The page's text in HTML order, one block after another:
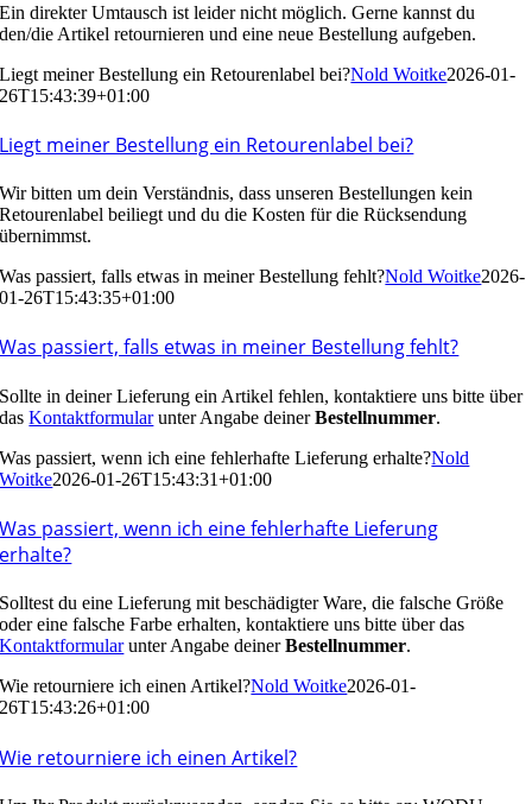
Ein direkter Umtausch ist leider nicht möglich. Gerne kannst du
den/die Artikel retournieren und eine neue Bestellung aufgeben.
Liegt meiner Bestellung ein Retourenlabel bei?Nold Woitke2026-01-
26T15:43:39+01:00
Liegt meiner Bestellung ein Retourenlabel bei?
Wir bitten um dein Verständnis, dass unseren Bestellungen kein
Retourenlabel beiliegt und du die Kosten für die Rücksendung
übernimmst.
Was passiert, falls etwas in meiner Bestellung fehlt?Nold Woitke2026-
01-26T15:43:35+01:00
Was passiert, falls etwas in meiner Bestellung fehlt?
Sollte in deiner Lieferung ein Artikel fehlen, kontaktiere uns bitte über
dasKontaktformularunter Angabe deinerBestellnummer.
Was passiert, wenn ich eine fehlerhafte Lieferung erhalte?Nold
Woitke2026-01-26T15:43:31+01:00
Was passiert, wenn ich eine fehlerhafte Lieferung
erhalte?
Solltest du eine Lieferung mit beschädigter Ware, die falsche Größe
oder eine falsche Farbe erhalten, kontaktiere uns bitte über das
Kontaktformularunter Angabe deinerBestellnummer.
Wie retourniere ich einen Artikel?Nold Woitke2026-01-
26T15:43:26+01:00
Wie retourniere ich einen Artikel?